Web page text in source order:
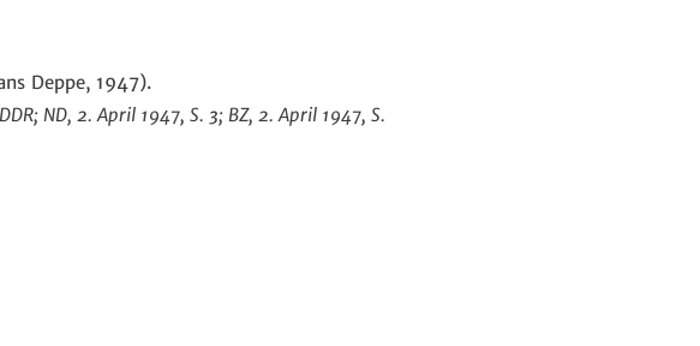
Deppe, 1947).
ND, 2. April 1947, S. 3; BZ, 2. April 1947, S.